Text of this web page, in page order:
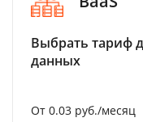
Выбрать тариф
данных
От 0.03 руб./месяц